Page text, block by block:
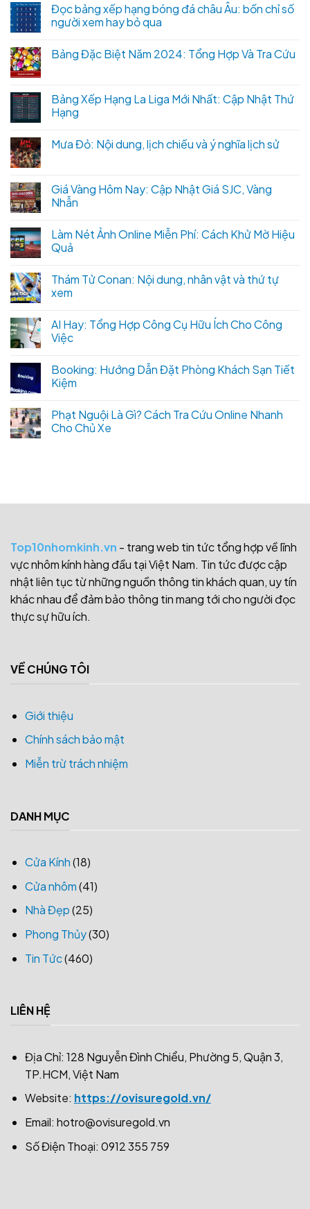
Đọc bảng xếp hạng bóng đá châu Âu: bốn chỉ số
người xem hay bỏ qua
Bảng Đặc Biệt Năm 2024: Tổng Hợp Và Tra Cứu
Bảng Xếp Hạng La Liga Mới Nhất: Cập Nhật Thứ
Hạng
Mưa Đỏ: Nội dung, lịch chiếu và ý nghĩa lịch sử
Giá Vàng Hôm Nay: Cập Nhật Giá SJC, Vàng
Nhẫn
Làm Nét Ảnh Online Miễn Phí: Cách Khử Mờ Hiệu
Quả
Thám Tử Conan: Nội dung, nhân vật và thứ tự
xem
AI Hay: Tổng Hợp Công Cụ Hữu Ích Cho Công
Việc
Booking: Hướng Dẫn Đặt Phòng Khách Sạn Tiết
Kiệm
Phạt Nguội Là Gì? Cách Tra Cứu Online Nhanh
Cho Chủ Xe
Top10nhomkinh.vn - trang web tin tức tổng hợp về lĩnh
vực nhôm kính hàng đầu tại Việt Nam. Tin tức được cập
nhật liên tục từ những nguồn thông tin khách quan, uy tín
khác nhau để đảm bảo thông tin mang tới cho người đọc
thực sự hữu ích.
VỀ CHÚNG TÔI
Giới thiệu
Chính sách bảo mật
Miễn trừ trách nhiệm
DANH MỤC
Cửa Kính(18)
Cửa nhôm(41)
Nhà Đẹp(25)
Phong Thủy(30)
Tin Tức(460)
LIÊN HỆ
Địa Chỉ: 128 Nguyễn Đình Chiểu, Phường 5, Quận 3,
TP.HCM, Việt Nam
Website: https://ovisuregold.vn/
Email: hotro@ovisuregold.vn
Số Điện Thoại: 0912 355 759